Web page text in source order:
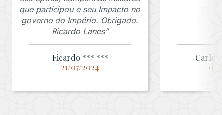
que participou e seu Impacto no
governo do Império. Obrigado.
Ricardo Lanes”
Ricardo *** ***
21/07/2024
03/